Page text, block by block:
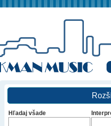
Hľadaj všade